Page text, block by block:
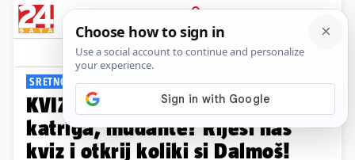
PRIJAVA
Viral Komentari
SRETNO!
KVIZ Znate li što su kacavida,
katriga, mudante? Riješi naš
kviz i otkrij koliki si Dalmoš!